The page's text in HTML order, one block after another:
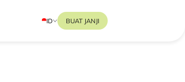
ID BUAT JANJI